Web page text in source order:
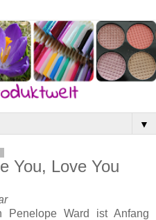
▼
You, Love You
Penelope Ward ist Anfang